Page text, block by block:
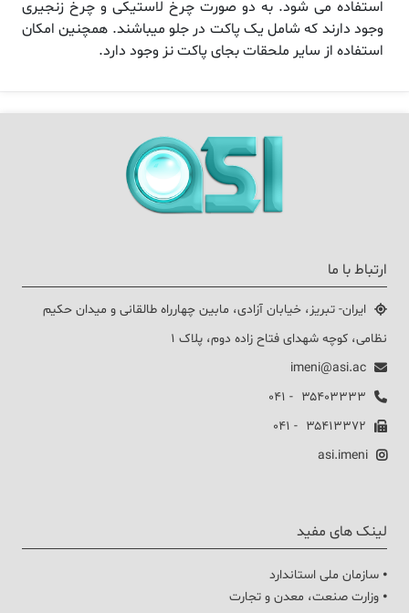
استفاده می شود. به دو صورت چرخ لاستیکی و چرخ زنجیری
وجود دارند که شامل یک پاکت در جلو میباشند. همچنین امکان
استفاده از سایر ملحقات بجای پاکت نز وجود دارد.
ارتباط با ما
ایران- تبریز، خیابان آزادی، مابین چهارراه طالقانی و میدان حکیم
نظامی، کوچه شهدای فتاح زاده دوم، پلاک ۱
imeni@asi.ac
۳۵۴۰۳۳۳۳ - ۰۴۱
۳۵۴۱۳۳۷۲ - ۰۴۱
asi.imeni
لینک های مفید
⦁ سازمان ملی استاندارد
⦁ وزارت صنعت، معدن و تجارت